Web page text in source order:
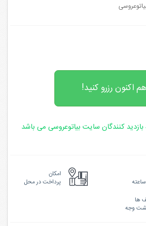
هم اکنون رزرو کنید!
کنندگان سایت بیاتوعروسی می باشد
امکان
پرداخت در محل
ها
وجه